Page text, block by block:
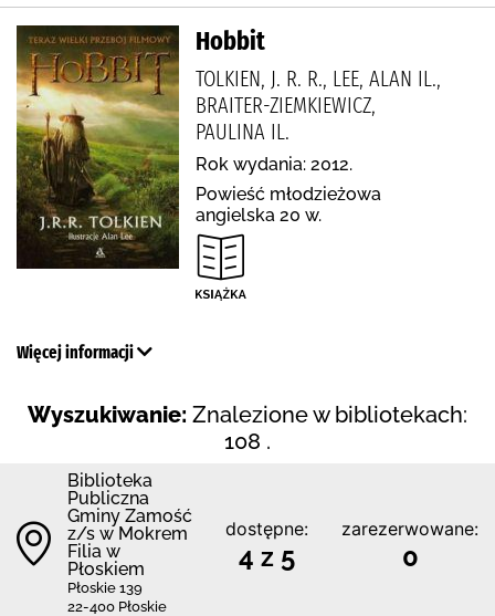
Hobbit
TOLKIEN, J. R. R., LEE, ALAN IL.,
BRAITER-ZIEMKIEWICZ,
PAULINA IL.
Rok wydania: 2012.
Powieść młodzieżowa
angielska 20 w.
Więcej informacji
Wyszukiwanie: Znalezione w bibliotekach:
108 .
Biblio­teka
Publiczna
Gminy Zamość
z/s w Mokrem
Filia w
Płoskiem
Płoskie 139
22-400 Płoskie
dostępne:
4 z 5
zarezerwowane:
0